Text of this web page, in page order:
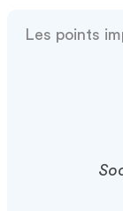
Les points